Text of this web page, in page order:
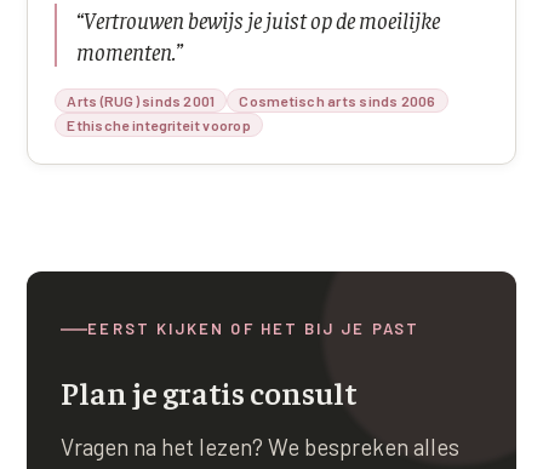
“Vertrouwen bewijs je juist op de moeilijke
momenten. ”
Arts (RUG) sinds 2001
Cosmetisch arts sinds 2006
Ethische integriteit voorop
EERST KIJKEN OF HET BIJ JE PAST
Plan je gratis consult
Vragen na het lezen? We bespreken alles